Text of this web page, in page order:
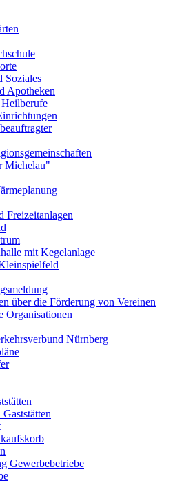
Soziales
Apotheken
Heilberufe
Michelau"
Freizeitanlagen
mit Kegelanlage
über die Förderung von Vereinen
Organisationen
Nürnberg
Gewerbebetriebe